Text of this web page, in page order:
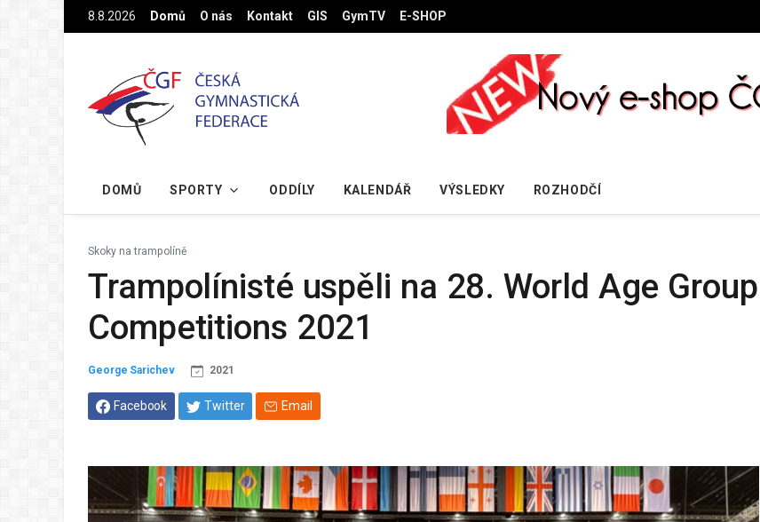
Na hlavní obsah8.8.2026 Domů O nás Kontakt GIS GymTV E-SHOP
DOMŮ SPORTY ODDÍLY KALENDÁŘ VÝSLEDKY ROZHODČÍ
Skoky na trampolíně
Trampolínisté uspěli na 28. World Age Group
Competitions 2021
George Sarichev 2021
Facebook Twitter Email